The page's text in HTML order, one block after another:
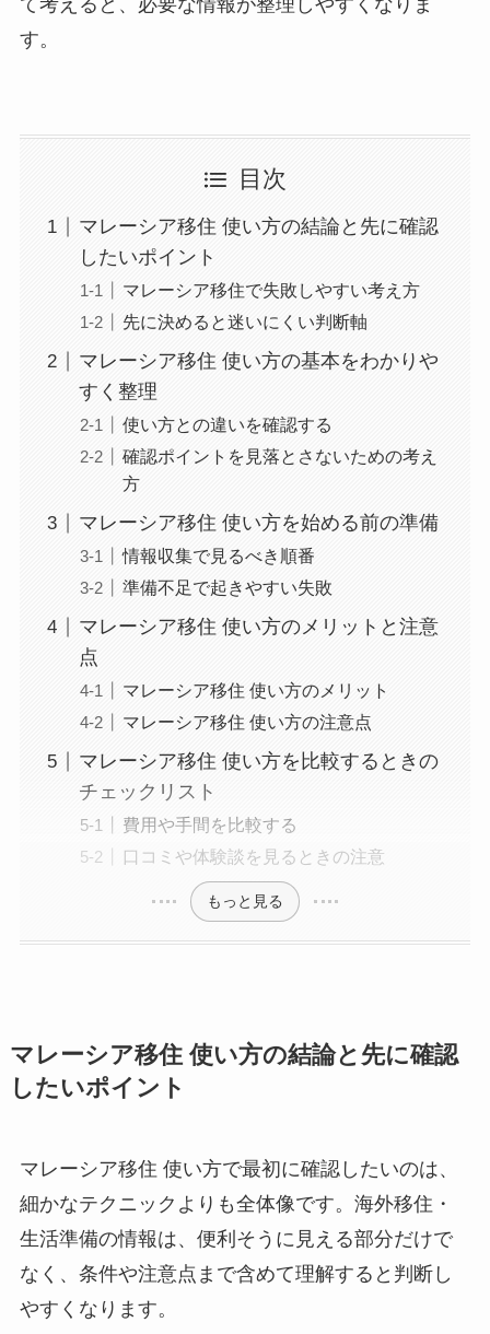
す。
目次
マレーシア移住 使い方の結論と先に確認
したいポイント
マレーシア移住で失敗しやすい考え方
先に決めると迷いにくい判断軸
マレーシア移住 使い方の基本をわかりや
すく整理
使い方との違いを確認する
確認ポイントを見落とさないための考え
方
マレーシア移住 使い方を始める前の準備
情報収集で見るべき順番
準備不足で起きやすい失敗
マレーシア移住 使い方のメリットと注意
点
マレーシア移住 使い方のメリット
マレーシア移住 使い方の注意点
マレーシア移住 使い方を比較するときの
チェックリスト
費用や手間を比較する
口コミや体験談を見るときの注意
もっと見る
マレーシア移住 使い方の結論と先に確認
したいポイント
マレーシア移住 使い方で最初に確認したいのは、
細かなテクニックよりも全体像です。海外移住・
生活準備の情報は、便利そうに見える部分だけで
なく、条件や注意点まで含めて理解すると判断し
やすくなります。